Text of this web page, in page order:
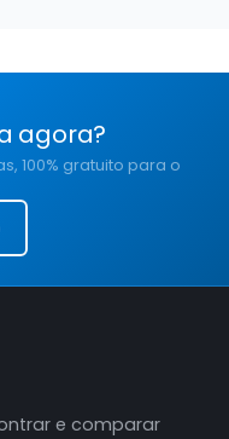
agora?
100% gratuito para o
e comparar